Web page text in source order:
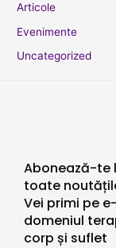
Articole
Evenimente
Uncategorized
Abonează-te
toate
Vei primi pe
domeniul
corp și suflet